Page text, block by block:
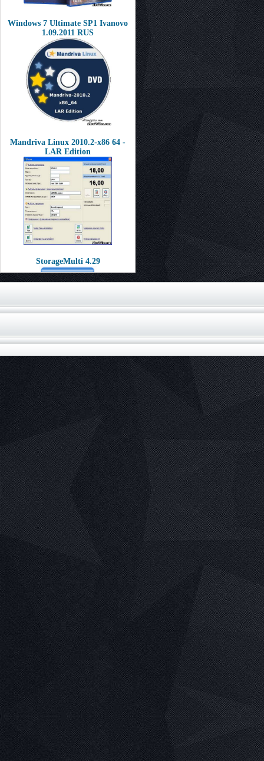
Windows 7 Ultimate SP1 Ivanovo
1.09.2011 RUS
Mandriva Linux 2010.2-x86 64 -
LAR Edition
StorageMulti 4.29